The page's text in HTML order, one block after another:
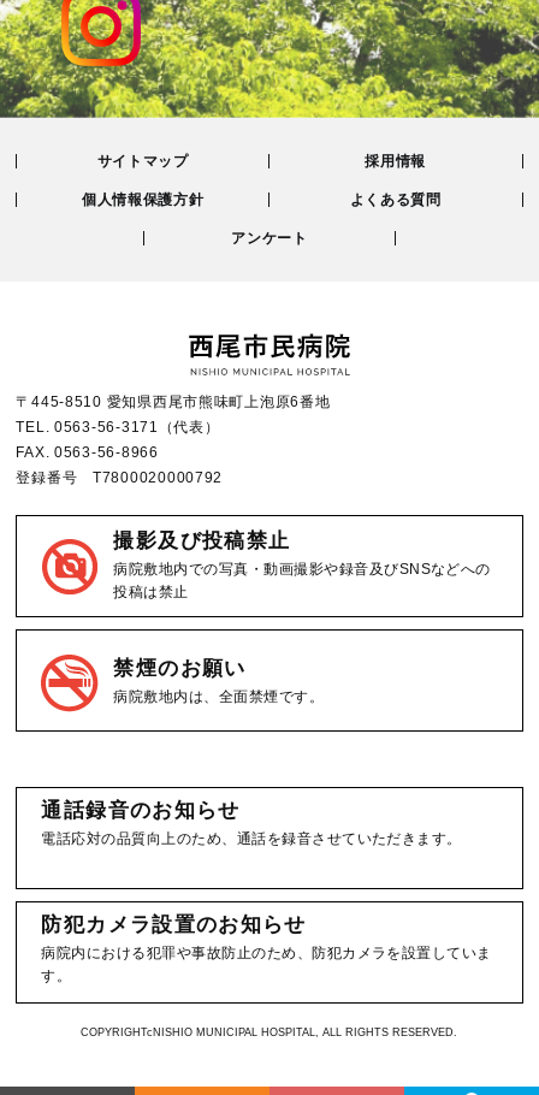
サイトマップ 採用情報
個人情報保護方針 よくある質問
アンケート
〒445-8510 愛知県西尾市熊味町上泡原6番地
TEL.0563-56-3171
（代表）
FAX.0563-56-8966
登録番号 T7800020000792
撮影及び投稿禁止
病院敷地内での写真・動画撮影や録音及びSNSなどへの
投稿は禁止
禁煙のお願い
病院敷地内は、全面禁煙です。
通話録音のお知らせ
電話応対の品質向上のため、通話を録音させていただきます。
防犯カメラ設置のお知らせ
病院内における犯罪や事故防止のため、防犯カメラを設置していま
す。
COPYRIGHTcNISHIO MUNICIPAL HOSPITAL, ALL RIGHTS RESERVED.